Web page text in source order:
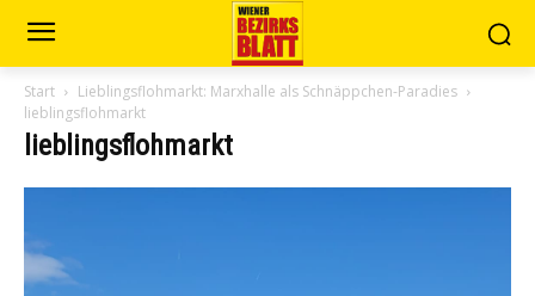
Start
Lieblingsflohmarkt: Marxhalle als Schnäppchen-Paradies
lieblingsflohmarkt
lieblingsflohmarkt